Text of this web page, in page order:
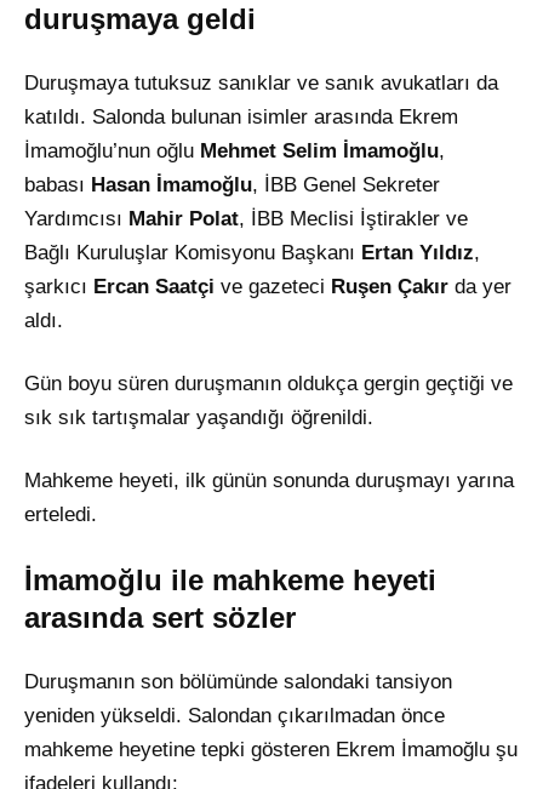
duruşmaya geldi
Duruşmaya tutuksuz sanıklar ve sanık avukatları da
katıldı. Salonda bulunan isimler arasında Ekrem
İmamoğlu’nun oğlu Mehmet Selim İmamoğlu,
babası Hasan İmamoğlu, İBB Genel Sekreter
Yardımcısı Mahir Polat, İBB Meclisi İştirakler ve
Bağlı Kuruluşlar Komisyonu Başkanı Ertan Yıldız,
şarkıcı Ercan Saatçi ve gazeteci Ruşen Çakır da yer
aldı.
Gün boyu süren duruşmanın oldukça gergin geçtiği ve
sık sık tartışmalar yaşandığı öğrenildi.
Mahkeme heyeti, ilk günün sonunda duruşmayı yarına
erteledi.
İmamoğlu ile mahkeme heyeti
arasında sert sözler
Duruşmanın son bölümünde salondaki tansiyon
yeniden yükseldi. Salondan çıkarılmadan önce
mahkeme heyetine tepki gösteren Ekrem İmamoğlu şu
ifadeleri kullandı: